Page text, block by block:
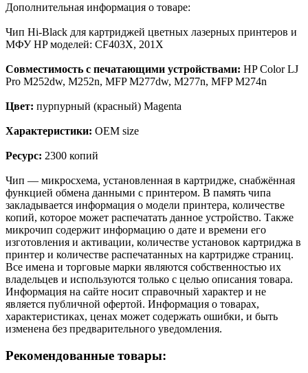
Дополнительная информация о товаре:
Чип Hi-Black для картриджей цветных лазерных принтеров и
МФУ HP моделей: CF403X, 201X
Совместимость с печатающими устройствами: HP Color LJ
Pro M252dw, M252n, MFP M277dw, M277n, MFP M274n
Цвет: пурпурный (красный) Magenta
Характеристики: OEM size
Ресурс: 2300 копий
Чип — микросхема, установленная в картридже, снабжённая
функцией обмена данными с принтером. В память чипа
закладывается информация о модели принтера, количестве
копий, которое может распечатать данное устройство. Также
микрочип содержит информацию о дате и времени его
изготовления и активации, количестве установок картриджа в
принтер и количестве распечатанных на картридже страниц.
Все имена и торговые марки являются собственностью их
владельцев и используются только с целью описания товара.
Информация на сайте носит справочный характер и не
является публичной офертой. Информация о товарах,
характеристиках, ценах может содержать ошибки, и быть
изменена без предварительного уведомления.
Рекомендованные товары: